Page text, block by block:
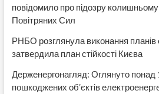
повідомило про підозру колишньому
Повітряних Сил
РНБО розглянула виконання планів
затвердила план стійкості Києва
Держенергонагляд: Оглянуто понад
пошкоджених об’єктів